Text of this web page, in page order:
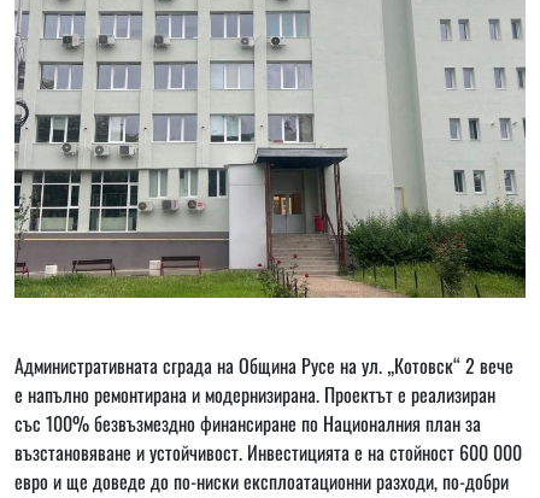
Административната сграда на Община Русе на ул. „Котовск“ 2 вече
е напълно ремонтирана и модернизирана. Проектът е реализиран
със 100% безвъзмездно финансиране по Националния план за
възстановяване и устойчивост. Инвестицията е на стойност 600 000
евро и ще доведе до по-ниски експлоатационни разходи, по-добри